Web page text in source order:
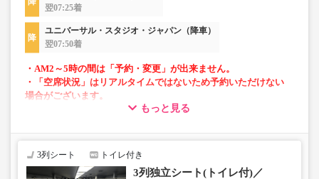
翌07:25着
ユニバーサル・スタジオ・ジャパン（降車）
翌07:50着
・AM2～5時の間は「予約・変更」が出来ません。
・「空席状況」はリアルタイムではないため予約いただけない
場合がございます。
・車両は予告なく変更となる場合がございます。これに伴い、
じめご了承ください。
もっと見る
3列シート トイレ付き
3列独立シート(トイレ付)／